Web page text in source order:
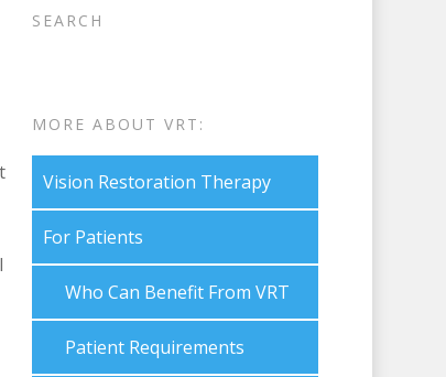
SEARCH
MORE ABOUT VRT:
Vision Restoration Therapy
For Patients
Who Can Benefit From VRT
Patient Requirements